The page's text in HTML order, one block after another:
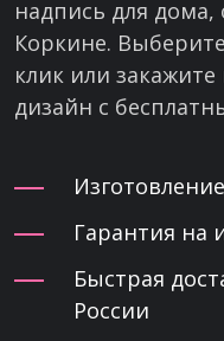
надпись для дома,
Коркине.
клик или
дизайн с
Гарантия на
Быстрая
России